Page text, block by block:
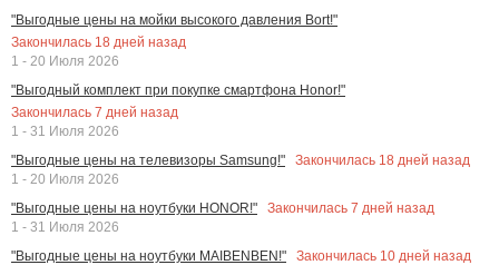
"Выгодные цены на мойки высокого давления Bort!"
Закончилась 18 дней назад
1 - 20 Июля 2026
"Выгодный комплект при покупке смартфона Honor!"
Закончилась 7 дней назад
1 - 31 Июля 2026
"Выгодные цены на телевизоры Samsung!"
Закончилась 18 дней назад
1 - 20 Июля 2026
"Выгодные цены на ноутбуки HONOR!"
Закончилась 7 дней назад
1 - 31 Июля 2026
"Выгодные цены на ноутбуки MAIBENBEN!"
Закончилась 10 дней назад